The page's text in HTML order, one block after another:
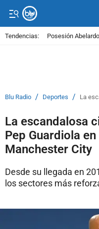
Tendencias: Posesión
Blu Radio / Deportes / La
La escandalosa
Pep Guardiola
Manchester City
Desde su llegada en
los sectores más